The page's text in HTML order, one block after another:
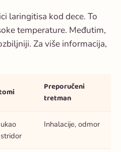
laringitisa kod dece. To
temperature. Međutim,
Za više informacija,
Preporučeni
tretman
Inhalacije, odmor